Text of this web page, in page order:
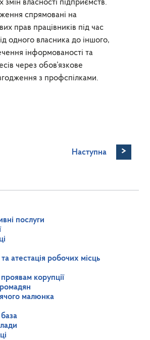
змін власності підприємств.
спрямовані на
прав працівників під час
одного власника до іншого,
інформованості та
через обов’язкове
з профспілками.
Наступна >
послуги
та атестація робочих місць
корупції
малюнка